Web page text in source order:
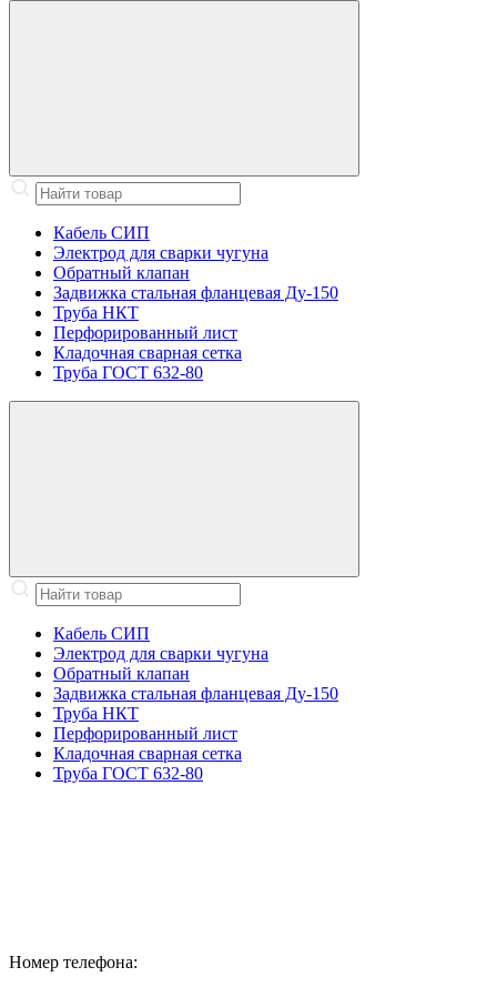
Кабель СИП
Электрод для сварки чугуна
Обратный клапан
Задвижка стальная фланцевая Ду-150
Труба НКТ
Перфорированный лист
Кладочная сварная сетка
Труба ГОСТ 632-80
Кабель СИП
Электрод для сварки чугуна
Обратный клапан
Задвижка стальная фланцевая Ду-150
Труба НКТ
Перфорированный лист
Кладочная сварная сетка
Труба ГОСТ 632-80
Номер телефона: